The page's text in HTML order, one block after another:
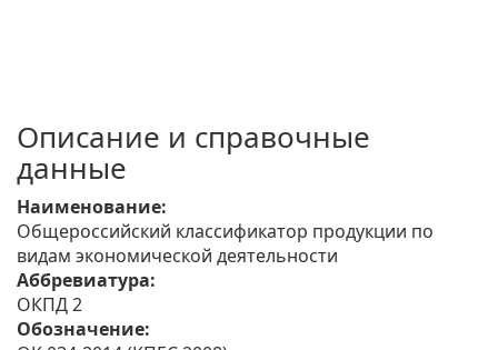
Описание и справочные
данные
Наименование:
Общероссийский классификатор продукции по
видам экономической деятельности
Аббревиатура:
ОКПД 2
Обозначение: